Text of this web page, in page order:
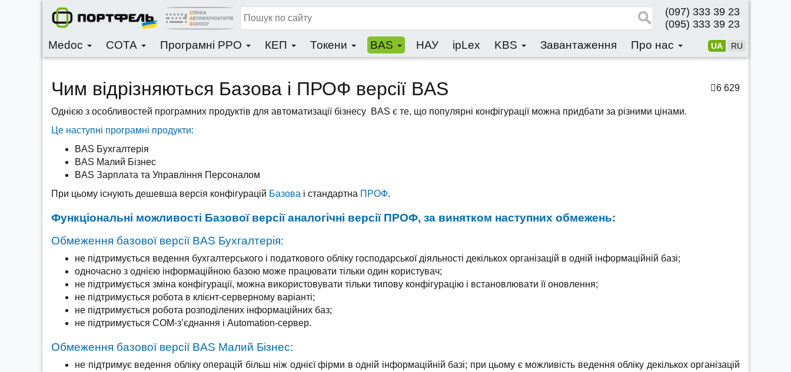
(097) 333 39 23
(095) 333 39 23
Medoc СОТА Програмні РРО КЕП Токени BAS НАУ ipLex KBS Завантаження Про нас UA RU
Чим відрізняються Базова і ПРОФ версії BAS 6 629
Однією з особливостей програмних продуктів для автоматизації бізнесу BAS є те, що популярні конфігурації можна придбати за різними цінами.
Це наступні програмні продукти:
BAS Бухгалтерія
BAS Малий Бізнес
BAS Зарплата та Управління Персоналом
При цьому існують дешевша версія конфігурацій Базова і стандартна ПРОФ.
Функціональні можливості Базової версії аналогічні версії ПРОФ, за винятком наступних обмежень:
Обмеження базової версії BAS Бухгалтерія:
не підтримується ведення бухгалтерського і податкового обліку господарської діяльності декількох організацій в одній інформаційній базі;
одночасно з однією інформаційною базою може працювати тільки один користувач;
не підтримується зміна конфігурації, можна використовувати тільки типову конфігурацію і встановлювати її оновлення;
не підтримується робота в клієнт-серверному варіанті;
не підтримується робота розподілених інформаційних баз;
не підтримується СОМ-з’єднання і Automation-сервер.
Обмеження базової версії BAS Малий Бізнес:
не підтримує ведення обліку операцій більш ніж однієї фірми в одній інформаційній базі; при цьому є можливість ведення обліку декількох організацій